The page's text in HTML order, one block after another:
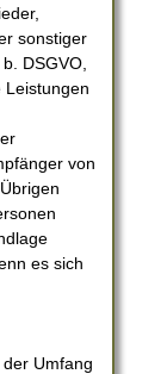
sonstiger
DSGVO,
Leistungen
von
es sich
Umfang